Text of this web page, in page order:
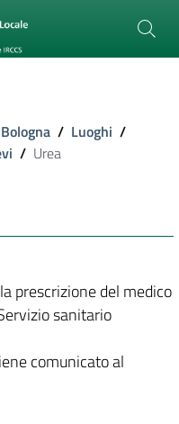
/ Luoghi /
/ Urea
prescrizione del medico
sanitario
comunicato al